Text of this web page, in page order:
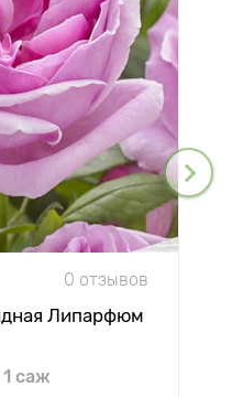
0 отзывов
Липарфюм
1 саж